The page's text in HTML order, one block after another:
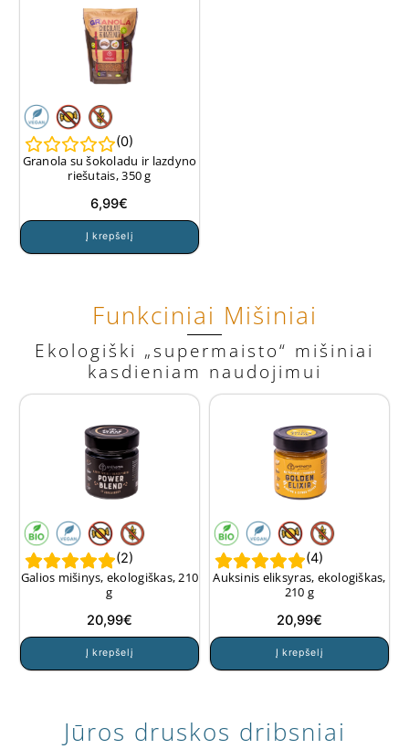
(0)
Granola su šokoladu ir lazdyno
riešutais, 350 g
6,99€
Į krepšelį
Funkciniai Mišiniai
Ekologiški „supermaisto“ mišiniai
kasdieniam naudojimui
(2)
Galios mišinys, ekologiškas, 210
g
20,99€
Į krepšelį
(4)
Auksinis eliksyras, ekologiškas,
210 g
20,99€
Į krepšelį
Jūros druskos dribsniai